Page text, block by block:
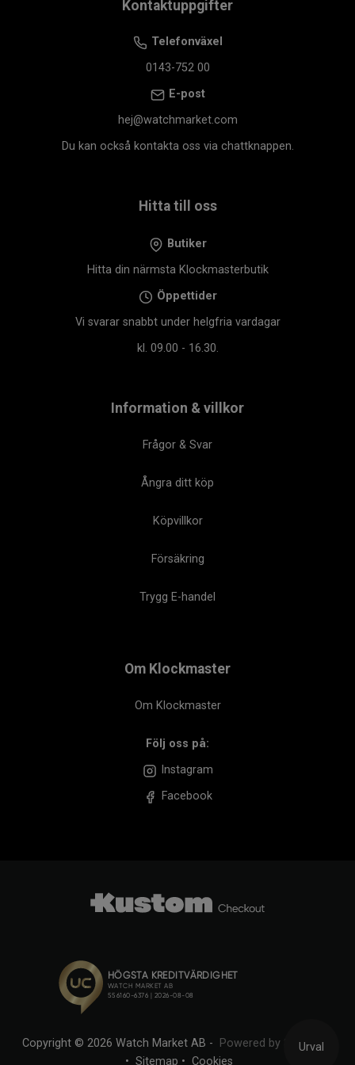
Urval
Kontaktuppgifter
Telefonväxel
0143-752 00
E-post
hej@watchmarket.com
Du kan också kontakta oss via chattknappen.
Hitta till oss
Butiker
Hitta din närmsta Klockmasterbutik
Öppettider
Vi svarar snabbt under helgfria vardagar
kl. 09.00 - 16.30.
Information & villkor
Frågor & Svar
Ångra ditt köp
Köpvillkor
Försäkring
Trygg E-handel
Om Klockmaster
Om Klockmaster
Följ oss på:
Instagram
Facebook
Copyright © 2026 Watch Market AB -
Powered by Sitesmart
• Sitemap • Cookies